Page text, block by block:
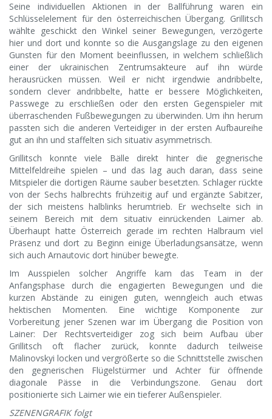
Seine individuellen Aktionen in der Ballführung waren ein
Schlüsselelement für den österreichischen Übergang. Grillitsch
wählte geschickt den Winkel seiner Bewegungen, verzögerte
hier und dort und konnte so die Ausgangslage zu den eigenen
Gunsten für den Moment beeinflussen, in welchem schließlich
einer der ukrainischen Zentrumsakteure auf ihn würde
herausrücken müssen. Weil er nicht irgendwie andribbelte,
sondern clever andribbelte, hatte er bessere Möglichkeiten,
Passwege zu erschließen oder den ersten Gegenspieler mit
überraschenden Fußbewegungen zu überwinden. Um ihn herum
passten sich die anderen Verteidiger in der ersten Aufbaureihe
gut an ihn und staffelten sich situativ asymmetrisch.
Grillitsch konnte viele Bälle direkt hinter die gegnerische
Mittelfeldreihe spielen – und das lag auch daran, dass seine
Mitspieler die dortigen Räume sauber besetzten. Schlager rückte
von der Sechs halbrechts frühzeitig auf und ergänzte Sabitzer,
der sich meistens halblinks herumtrieb. Er wechselte sich in
seinem Bereich mit dem situativ einrückenden Laimer ab.
Überhaupt hatte Österreich gerade im rechten Halbraum viel
Präsenz und dort zu Beginn einige Überladungsansätze, wenn
sich auch Arnautovic dort hinüber bewegte.
Im Ausspielen solcher Angriffe kam das Team in der
Anfangsphase durch die engagierten Bewegungen und die
kurzen Abstände zu einigen guten, wenngleich auch etwas
hektischen Momenten. Eine wichtige Komponente zur
Vorbereitung jener Szenen war im Übergang die Position von
Lainer: Der Rechtsverteidiger zog sich beim Aufbau über
Grillitsch oft flacher zurück, konnte dadurch teilweise
Malinovskyi locken und vergrößerte so die Schnittstelle zwischen
den gegnerischen Flügelstürmer und Achter für öffnende
diagonale Pässe in die Verbindungszone. Genau dort
positionierte sich Laimer wie ein tieferer Außenspieler.
SZENENGRAFIK folgt